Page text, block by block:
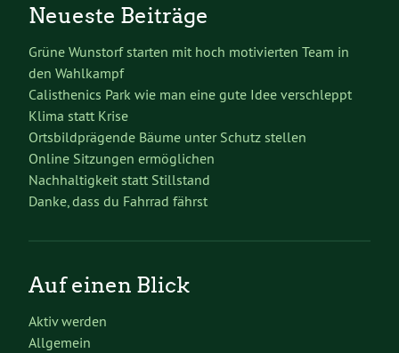
Neueste Beiträge
Grüne Wunstorf starten mit hoch motivierten Team in
den Wahlkampf
Calisthenics Park wie man eine gute Idee verschleppt
Klima statt Krise
Ortsbildprägende Bäume unter Schutz stellen
Online Sitzungen ermöglichen
Nachhaltigkeit statt Stillstand
Danke, dass du Fahrrad fährst
Auf einen Blick
Aktiv werden
Allgemein